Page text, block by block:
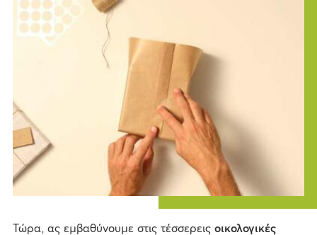
Τώρα, ας εμβαθύνουμε στις τέσσερεις οικολογικές